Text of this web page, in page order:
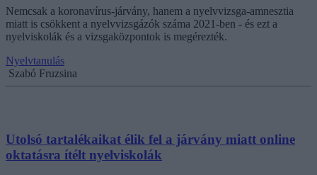
Nemcsak a koronavírus-járvány, hanem a nyelvvizsga-amnesztia
miatt is csökkent a nyelvvizsgázók száma 2021-ben - és ezt a
nyelviskolák és a vizsgaközpontok is megérezték.
Nyelvtanulás
Szabó Fruzsina
Utolsó tartalékaikat élik fel a járvány miatt online
oktatásra ítélt nyelviskolák